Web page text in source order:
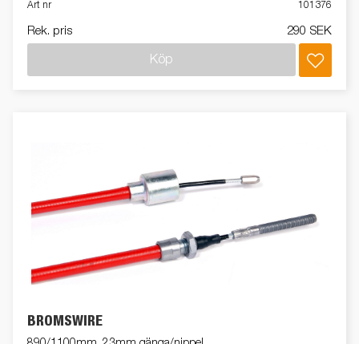
Art nr 101376
Rek. pris 290 SEK
Köp
BROMSWIRE